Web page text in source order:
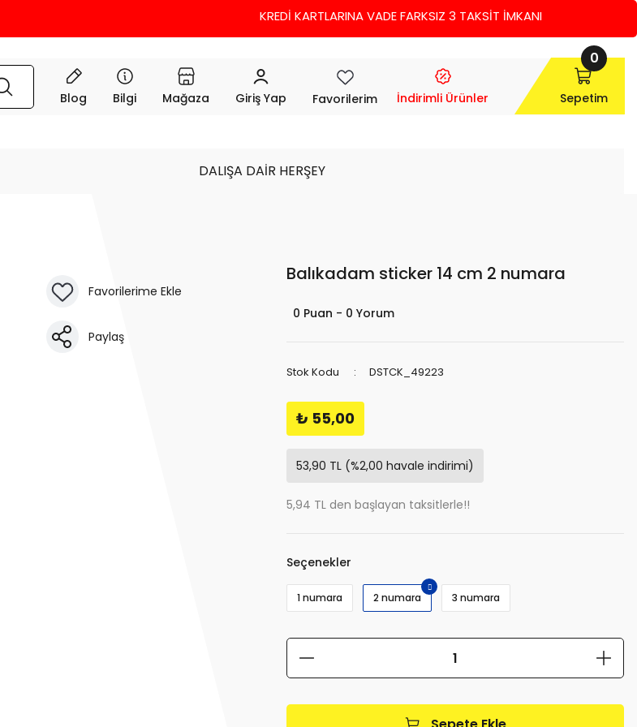
KREDİ KARTLARINA VADE FARKSIZ 3 TAKSİT İMKANI
Blog Bilgi Mağaza Giriş Yap Favorilerim İndirimli Ürünler Sepetim
0
DALIŞA DAİR HERŞEY
Paylaş
Balıkadam sticker 14 cm 2 numara
0 Puan - 0 Yorum
Stok Kodu DSTCK_49223
₺ 55,00
53,90 TL (%2,00 havale indirimi)
5,94 TL den başlayan taksitlerle!!
Seçenekler
1 numara 2 numara 3 numara